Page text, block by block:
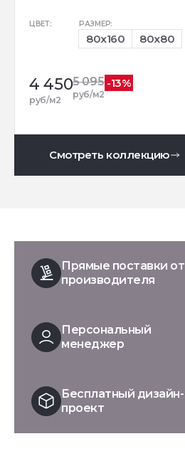
ЦВЕТ: РАЗМЕР:
80x160 80x80
4 450
руб/м2
5 095
руб/м2
-13%
Смотреть коллекцию
Прямые поставки от
производителя
Персональный
менеджер
Бесплатный дизайн-
проект